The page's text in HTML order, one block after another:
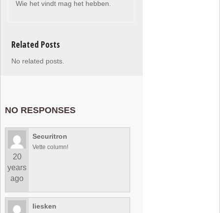
Wie het vindt mag het hebben.
Related Posts
No related posts.
NO RESPONSES
20
years
ago
Securitron
Vette column!
liesken